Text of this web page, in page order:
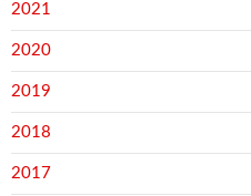
2021
2020
2019
2018
2017